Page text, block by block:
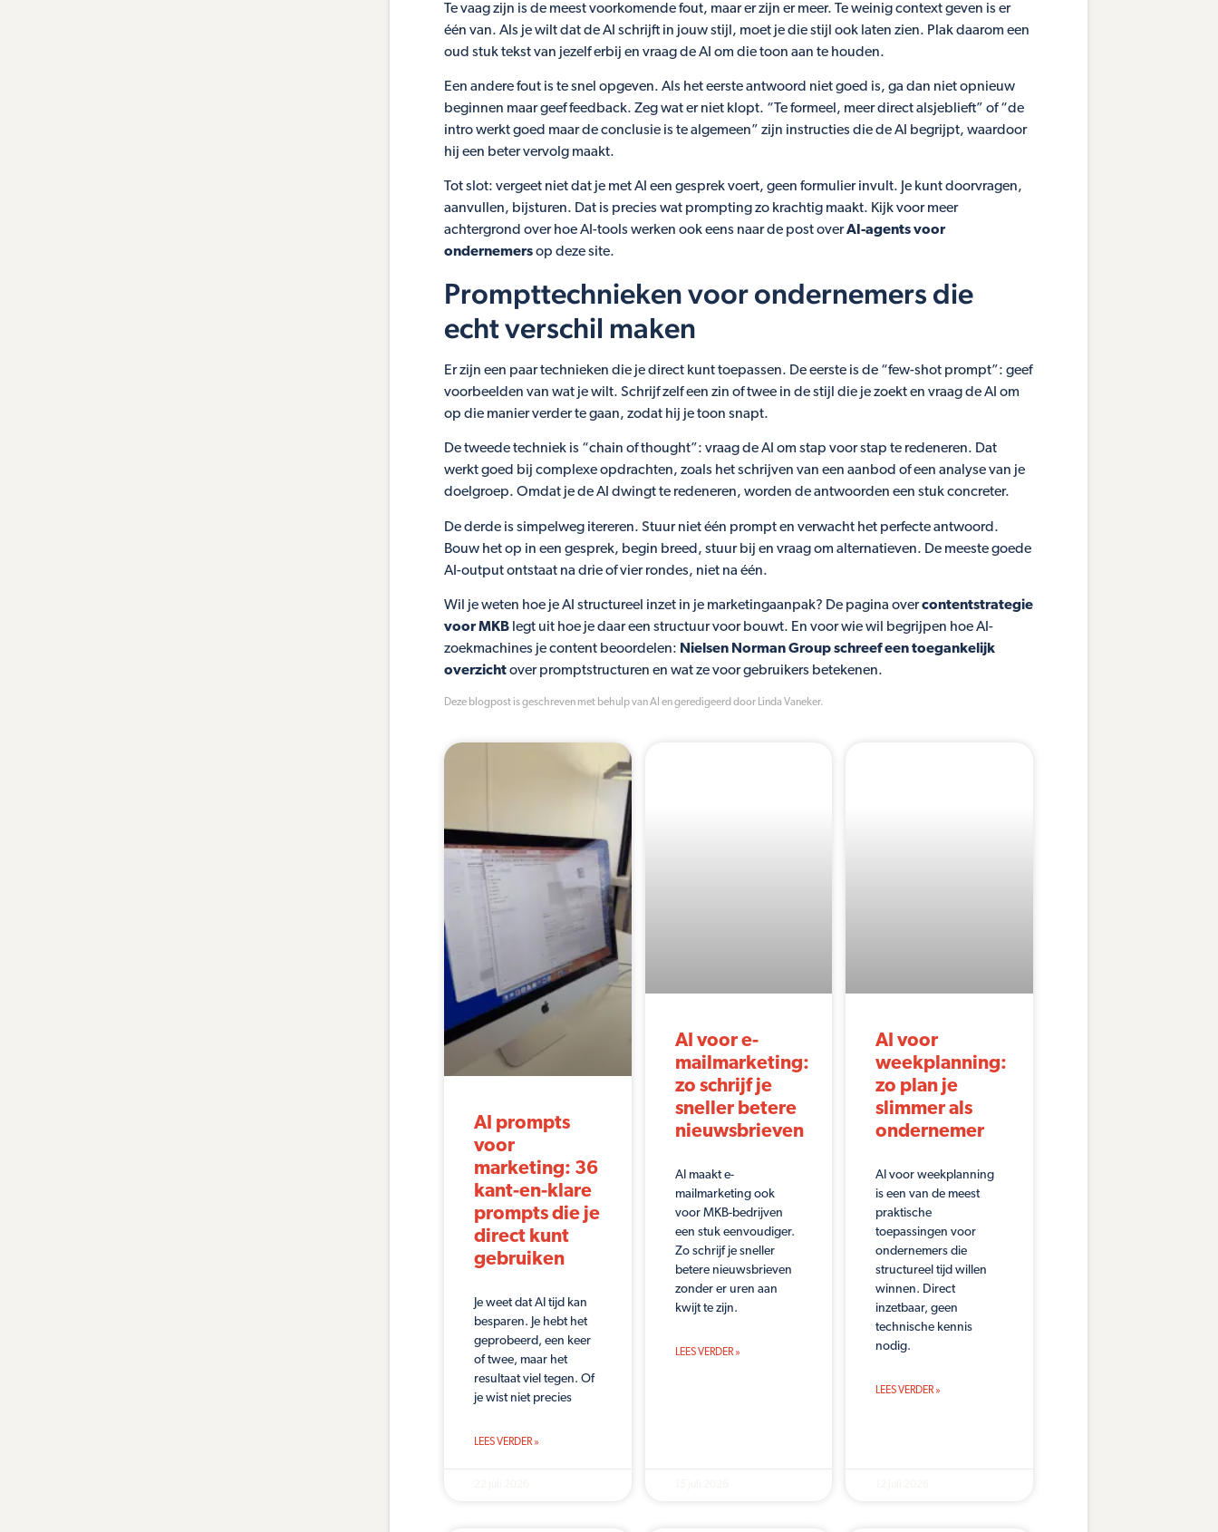
Te vaag zijn is de meest voorkomende fout, maar er zijn er meer. Te weinig context geven is er
één van. Als je wilt dat de AI schrijft in jouw stijl, moet je die stijl ook laten zien. Plak daarom een
oud stuk tekst van jezelf erbij en vraag de AI om die toon aan te houden.
Een andere fout is te snel opgeven. Als het eerste antwoord niet goed is, ga dan niet opnieuw
beginnen maar geef feedback. Zeg wat er niet klopt. “Te formeel, meer direct alsjeblieft” of “de
intro werkt goed maar de conclusie is te algemeen” zijn instructies die de AI begrijpt, waardoor
hij een beter vervolg maakt.
Tot slot: vergeet niet dat je met AI een gesprek voert, geen formulier invult. Je kunt doorvragen,
aanvullen, bijsturen. Dat is precies wat prompting zo krachtig maakt. Kijk voor meer
achtergrond over hoe AI-tools werken ook eens naar de post overAI-agents voor
ondernemersop deze site.
Prompttechnieken voor ondernemers die
echt verschil maken
Er zijn een paar technieken die je direct kunt toepassen. De eerste is de “few-shot prompt”: geef
voorbeelden van wat je wilt. Schrijf zelf een zin of twee in de stijl die je zoekt en vraag de AI om
op die manier verder te gaan, zodat hij je toon snapt.
De tweede techniek is “chain of thought”: vraag de AI om stap voor stap te redeneren. Dat
werkt goed bij complexe opdrachten, zoals het schrijven van een aanbod of een analyse van je
doelgroep. Omdat je de AI dwingt te redeneren, worden de antwoorden een stuk concreter.
De derde is simpelweg itereren. Stuur niet één prompt en verwacht het perfecte antwoord.
Bouw het op in een gesprek, begin breed, stuur bij en vraag om alternatieven. De meeste goede
AI-output ontstaat na drie of vier rondes, niet na één.
Wil je weten hoe je AI structureel inzet in je marketingaanpak? De pagina overcontentstrategie
voor MKBlegt uit hoe je daar een structuur voor bouwt. En voor wie wil begrijpen hoe AI-
zoekmachines je content beoordelen: Nielsen Norman Group schreef een toegankelijk
overzichtover promptstructuren en wat ze voor gebruikers betekenen.
Deze blogpost is geschreven met behulp van AI en geredigeerd door Linda Vaneker.
AI prompts
voor
marketing: 36
kant-en-klare
prompts die je
direct kunt
gebruiken
Je weet dat AI tijd kan
besparen. Je hebt het
geprobeerd, een keer
of twee, maar het
resultaat viel tegen. Of
je wist niet precies
LEES VERDER »
AI voor e-
mailmarketing:
zo schrijf je
sneller betere
nieuwsbrieven
AI maakt e-
mailmarketing ook
voor MKB-bedrijven
een stuk eenvoudiger.
Zo schrijf je sneller
betere nieuwsbrieven
zonder er uren aan
kwijt te zijn.
LEES VERDER »
AI voor
weekplanning:
zo plan je
slimmer als
ondernemer
AI voor weekplanning
is een van de meest
praktische
toepassingen voor
ondernemers die
structureel tijd willen
winnen. Direct
inzetbaar, geen
technische kennis
nodig.
LEES VERDER »